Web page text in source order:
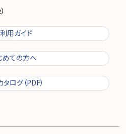
用ガイド
めての方へ
ログ（PDF）